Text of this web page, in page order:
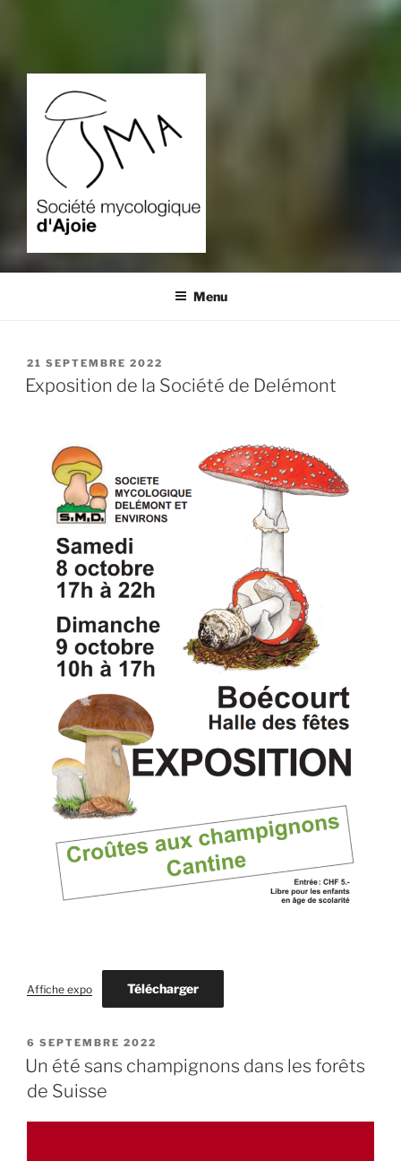
SOCIÉTÉ MYCOLOGIQUE
Menu
PUBLIÉ
LE
21 SEPTEMBRE 2022
Exposition de la Société de Delémont
Affiche expo Télécharger
PUBLIÉ
LE
6 SEPTEMBRE 2022
Un été sans champignons dans les forêts
de Suisse